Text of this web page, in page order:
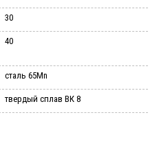
30
40
сталь 65Mn
твердый сплав ВК 8